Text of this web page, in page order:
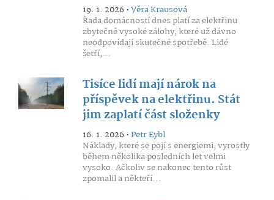
19. 1. 2026 •Věra Krausová
Řada domácností dnes platí za elektřinu
zbytečně vysoké zálohy, které už dávno
neodpovídají skutečné spotřebě. Lidé
šetří,...
Tisíce lidí mají nárok na
příspěvek na elektřinu. Stát
jim zaplatí část složenky
16. 1. 2026 •Petr Eybl
Náklady, které se pojí s energiemi, vyrostly
během několika posledních let velmi
vysoko. Ačkoliv se nakonec tento růst
zpomalil a někteří...